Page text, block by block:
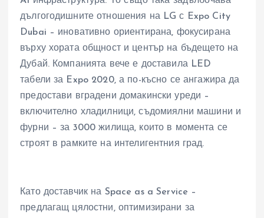
дългогодишните отношения на LG с Expo City
Dubai – иновативно ориентирана, фокусирана
върху хората общност и център на бъдещето на
Дубай. Компанията вече е доставила LED
табели за Expo 2020, а по-късно се ангажира да
предостави вградени домакински уреди –
включително хладилници, съдомиялни машини и
фурни – за 3000 жилища, които в момента се
строят в рамките на интелигентния град.
Като доставчик на Space as a Service –
предлагащ цялостни, оптимизирани за